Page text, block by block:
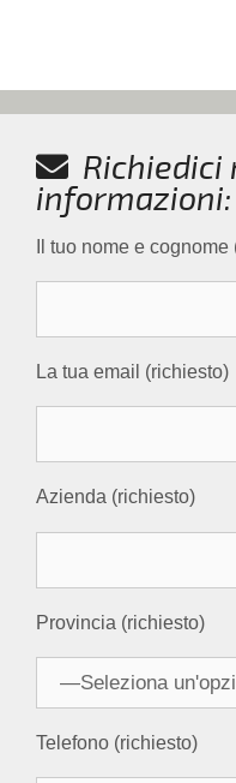
Richiedici
informazioni:
Il tuo nome e
La tua email (richiesto)
Azienda (richiesto)
Provincia (richiesto)
Telefono (richiesto)